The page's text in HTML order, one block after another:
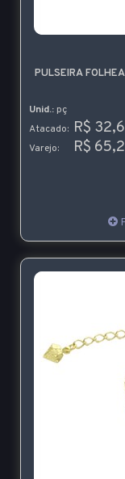
PULSEIRA
Unid.: pç
Atacado: R$
Varejo: R$